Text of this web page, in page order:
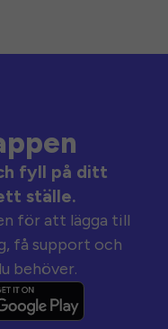
fyll på ditt
ställe.
för att lägga till
få support och
behöver.